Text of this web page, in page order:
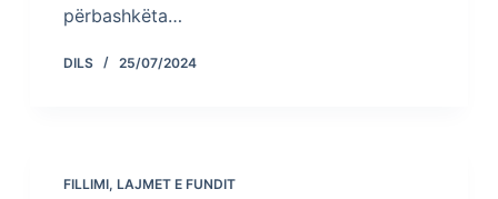
përbashkëta…
DILS 25/07/2024
FILLIMI, LAJMET E FUNDIT